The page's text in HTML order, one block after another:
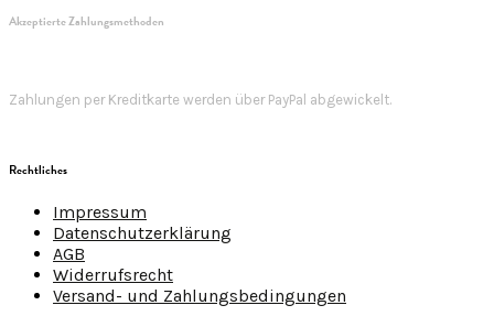
Akzeptierte Zahlungsmethoden
Zahlungen per Kreditkarte werden über PayPal abgewickelt.
Rechtliches
Impressum
Datenschutzerklärung
AGB
Widerrufsrecht
Versand- und Zahlungsbedingungen